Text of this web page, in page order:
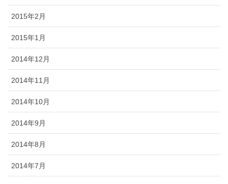
2015年2月
2015年1月
2014年12月
2014年11月
2014年10月
2014年9月
2014年8月
2014年7月